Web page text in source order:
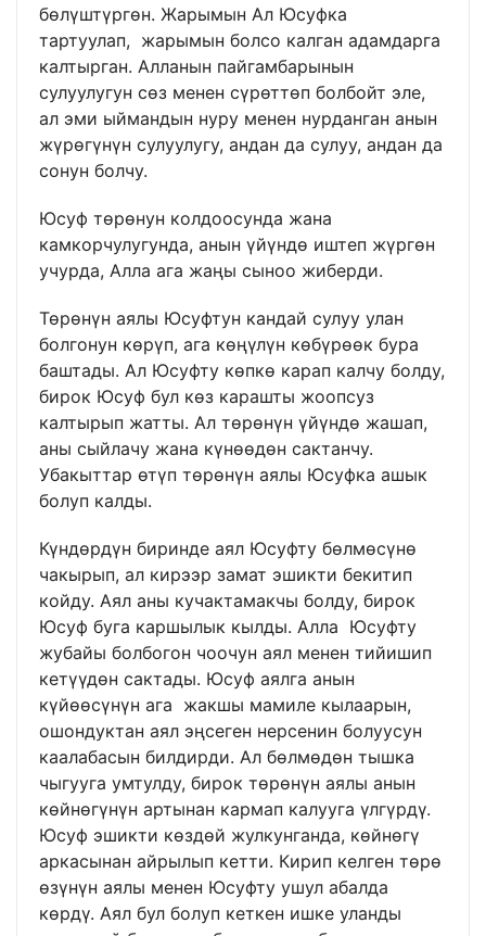
бөлүштүргөн. Жарымын Ал Юсуфка
тартуулап, жарымын болсо калган адамдарга
калтырган. Алланын пайгамбарынын
сулуулугун сөз менен сүрөттөп болбойт эле,
ал эми ыймандын нуру менен нурданган анын
жүрөгүнүн сулуулугу, андан да сулуу, андан да
сонун болчу.
Юсуф төрөнун колдоосунда жана
камкорчулугунда, анын үйүндө иштеп жүргөн
учурда, Алла ага жаңы сыноо жиберди.
Төрөнүн аялы Юсуфтун кандай сулуу улан
болгонун көрүп, ага көңүлүн көбүрөөк бура
баштады. Ал Юсуфту көпкө карап калчу болду,
бирок Юсуф бул көз карашты жоопсуз
калтырып жатты. Ал төрөнүн үйүндө жашап,
аны сыйлачу жана күнөөдөн сактанчу.
Убакыттар өтүп төрөнүн аялы Юсуфка ашык
болуп калды.
Күндөрдүн биринде аял Юсуфту бөлмөсүнө
чакырып, ал кирээр замат эшикти бекитип
койду. Аял аны кучактамакчы болду, бирок
Юсуф буга каршылык кылды. Алла Юсуфту
жубайы болбогон чоочун аял менен тийишип
кетүүдөн сактады. Юсуф аялга анын
күйөөсүнүн ага жакшы мамиле кылаарын,
ошондуктан аял эңсеген нерсенин болуусун
каалабасын билдирди. Ал бөлмөдөн тышка
чыгууга умтулду, бирок төрөнүн аялы анын
көйнөгүнүн артынан кармап калууга үлгүрдү.
Юсуф эшикти көздөй жулкунганда, көйнөгү
аркасынан айрылып кетти. Кирип келген төрө
өзүнүн аялы менен Юсуфту ушул абалда
көрдү. Аял бул болуп кеткен ишке уланды